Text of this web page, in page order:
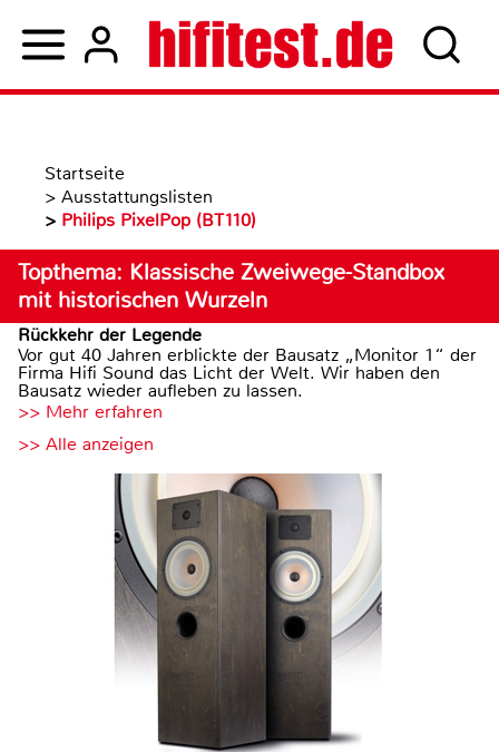
Startseite
> Ausstattungslisten
> Philips PixelPop (BT110)
Topthema: Klassische Zweiwege-Standbox
mit historischen Wurzeln
Rückkehr der Legende
Vor gut 40 Jahren erblickte der Bausatz „Monitor 1“ der
Firma Hifi Sound das Licht der Welt. Wir haben den
Bausatz wieder aufleben zu lassen.
>> Mehr erfahren
>> Alle anzeigen